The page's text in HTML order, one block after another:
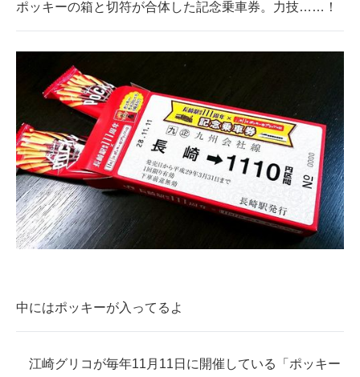
IT製品の技術・比較・事例
製造業のIT導入・活用を支援
モノづくり技術者専門サイト
エレクトロニクス専門サイト
電子設計の基本と応用
エネルギーの専門メディア
ポッキーの箱と切符が合体した記念乗車券。力技……！
中にはポッキーが入ってるよ
江崎グリコが毎年11月11日に開催している「ポッキー